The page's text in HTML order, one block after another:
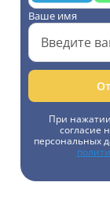
Ваше имя
При
согласие
персональных